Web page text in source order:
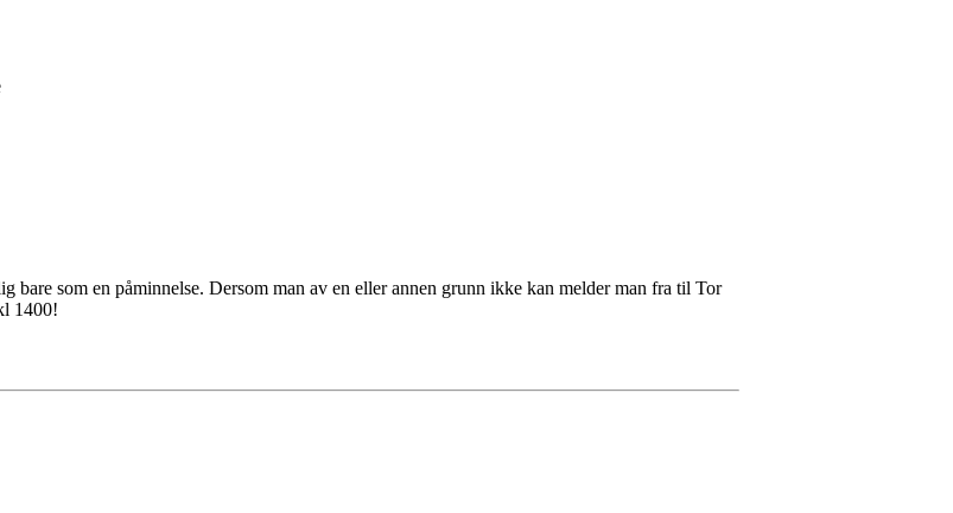
bare som en påminnelse. Dersom man av en eller annen grunn ikke kan melder man fra til Tor
1400!